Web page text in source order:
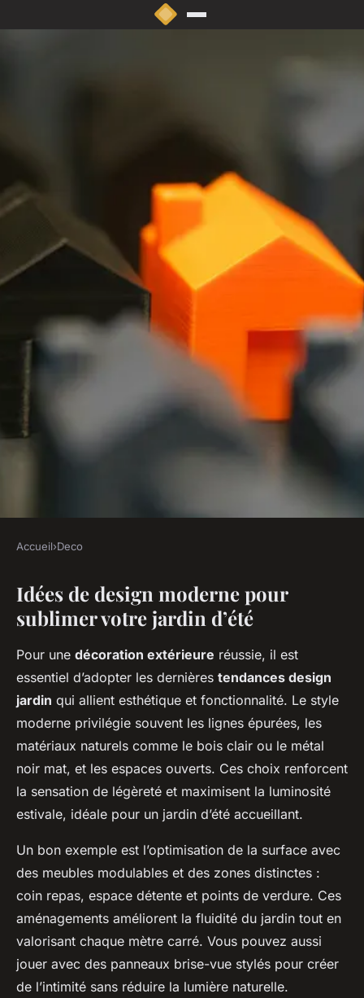
Transformez votre jardin d'été
avec une décoration
extérieure chic et moderne !
Lya • 24 avril 2025 4 min de lecture
Accueil›Deco
Idées de design moderne pour
sublimer votre jardin d’été
Pour une décoration extérieure réussie, il est
essentiel d’adopter les dernières tendances design
jardin qui allient esthétique et fonctionnalité. Le style
moderne privilégie souvent les lignes épurées, les
matériaux naturels comme le bois clair ou le métal
noir mat, et les espaces ouverts. Ces choix renforcent
la sensation de légèreté et maximisent la luminosité
estivale, idéale pour un jardin d’été accueillant.
Un bon exemple est l’optimisation de la surface avec
des meubles modulables et des zones distinctes :
coin repas, espace détente et points de verdure. Ces
aménagements améliorent la fluidité du jardin tout en
valorisant chaque mètre carré. Vous pouvez aussi
jouer avec des panneaux brise-vue stylés pour créer
de l’intimité sans réduire la lumière naturelle.